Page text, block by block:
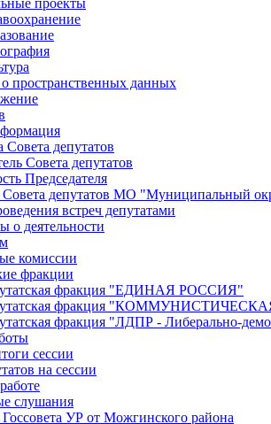
пространственных данных
Совета депутатов
Совета депутатов
Председателя
Совета депутатов МО "Муниципальный
встреч депутатами
о деятельности
комиссии
фракции
фракция "ЕДИНАЯ РОССИЯ"
фракция
фракция "ЛДПР - Либерально-
сессии
на сессии
слушания
УР от Можгинского района